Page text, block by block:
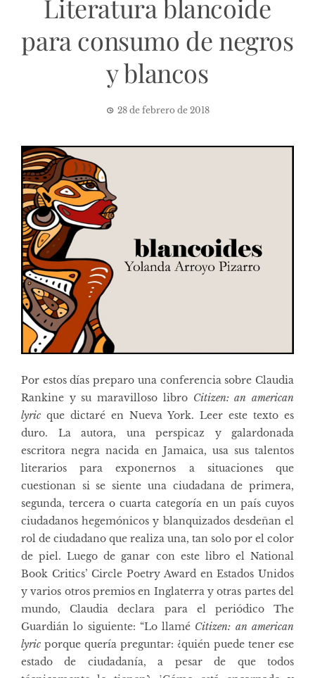
Literatura blancoide
para consumo de negros
y blancos
28 de febrero de 2018
Por estos días preparo una conferencia sobre Claudia
Rankine y su maravilloso libro Citizen: an american
lyric que dictaré en Nueva York. Leer este texto es
duro. La autora, una perspicaz y galardonada
escritora negra nacida en Jamaica, usa sus talentos
literarios para exponernos a situaciones que
cuestionan si se siente una ciudadana de primera,
segunda, tercera o cuarta categoría en un país cuyos
ciudadanos hegemónicos y blanquizados desdeñan el
rol de ciudadano que realiza una, tan solo por el color
de piel. Luego de ganar con este libro el National
Book Critics’ Circle Poetry Award en Estados Unidos
y varios otros premios en Inglaterra y otras partes del
mundo, Claudia declara para el periódico The
Guardián lo siguiente: “Lo llamé Citizen: an american
lyric porque quería preguntar: ¿quién puede tener ese
estado de ciudadanía, a pesar de que todos